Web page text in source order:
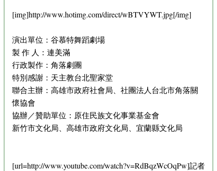
[img]http://www.hotimg.com/direct/wBTVYWT.jpg[/img]
演出單位：谷慕特舞蹈劇場
製 作 人：連美滿
行政製作：角落劇團
特別感謝：天主教台北聖家堂
聯合主辦：高雄市政府社會局、社團法人台北市角落關
懷協會
協辦／贊助單位：原住民族文化事業基金會
新竹市文化局、高雄市政府文化局、宜蘭縣文化局
[url=http://www.youtube.com/watch?v=RdBqzWcOqPw]記者